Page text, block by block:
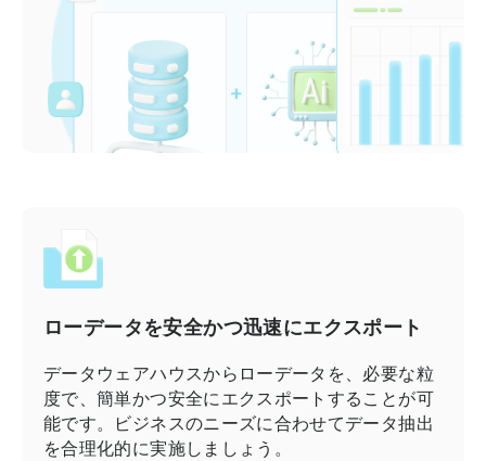
ローデータを安全かつ迅速にエクスポート
データウェアハウスからローデータを、必要な粒
度で、簡単かつ安全にエクスポートすることが可
能です。ビジネスのニーズに合わせてデータ抽出
を合理化的に実施しましょう。